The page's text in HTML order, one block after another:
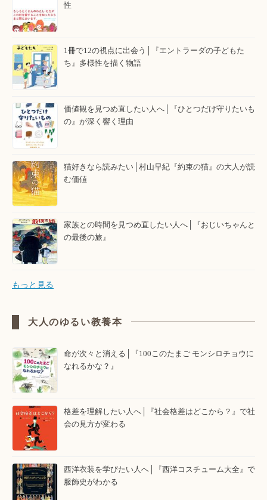
性
1冊で12の視点に出会う│『エントラーダの子どもた
ち』多様性を描く物語
価値観を見つめ直したい人へ│『ひとつだけ守りたいも
の』が深く響く理由
猫好きなら読みたい│村山早紀『約束の猫』の大人が読
む価値
家族との時間を見つめ直したい人へ│『おじいちゃんと
の最後の旅』
もっと見る
大人のゆるい教養本
命が次々と消える│『100このたまご モンシロチョウに
なれるかな？』
格差を理解したい人へ│『社会格差はどこから？』で社
会の見方が変わる
西洋衣装を学びたい人へ│『西洋コスチューム大全』で
服飾史がわかる